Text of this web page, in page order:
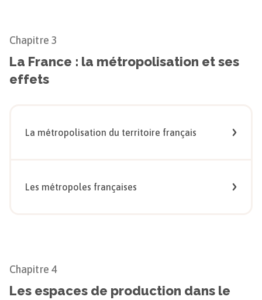
Chapitre 3
La France : la métropolisation et ses
effets
La métropolisation du territoire français
Les métropoles françaises
Chapitre 4
Les espaces de production dans le